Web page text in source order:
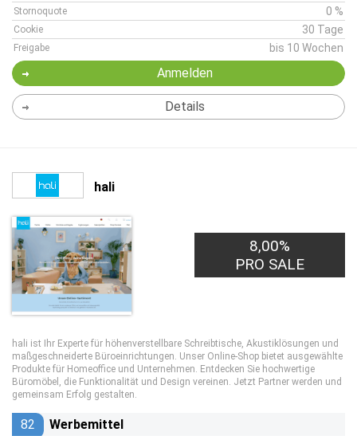
Stornoquote 0 %
Cookie 30 Tage
Freigabe bis 10 Wochen
Anmelden
Details
hali
8,00%
PRO SALE
hali ist Ihr Experte für höhenverstellbare Schreibtische, Akustiklösungen und
maßgeschneiderte Büroeinrichtungen. Unser Online-Shop bietet ausgewählte
Produkte für Homeoffice und Unternehmen. Entdecken Sie hochwertige
Büromöbel, die Funktionalität und Design vereinen. Jetzt Partner werden und
gemeinsam Erfolg gestalten.
82 Werbemittel